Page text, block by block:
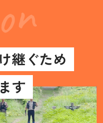
継ぐため
す